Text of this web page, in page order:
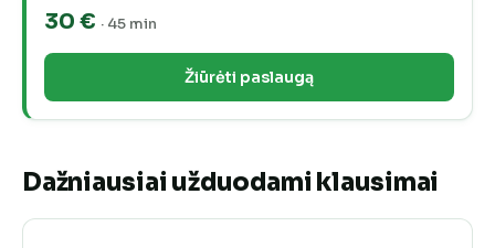
30 € · 45 min
Žiūrėti paslaugą
Dažniausiai užduodami klausimai